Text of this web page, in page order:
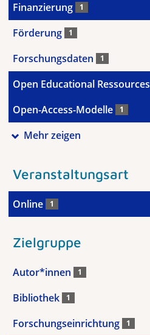
Finanzierung 1
Förderung 1
Forschungsdaten 1
Open Educational Ressources
Open-Access-Modelle 1
Mehr zeigen
Veranstaltungsart
Online 1
Zielgruppe
Autor*innen 1
Bibliothek 1
Forschungseinrichtung 1